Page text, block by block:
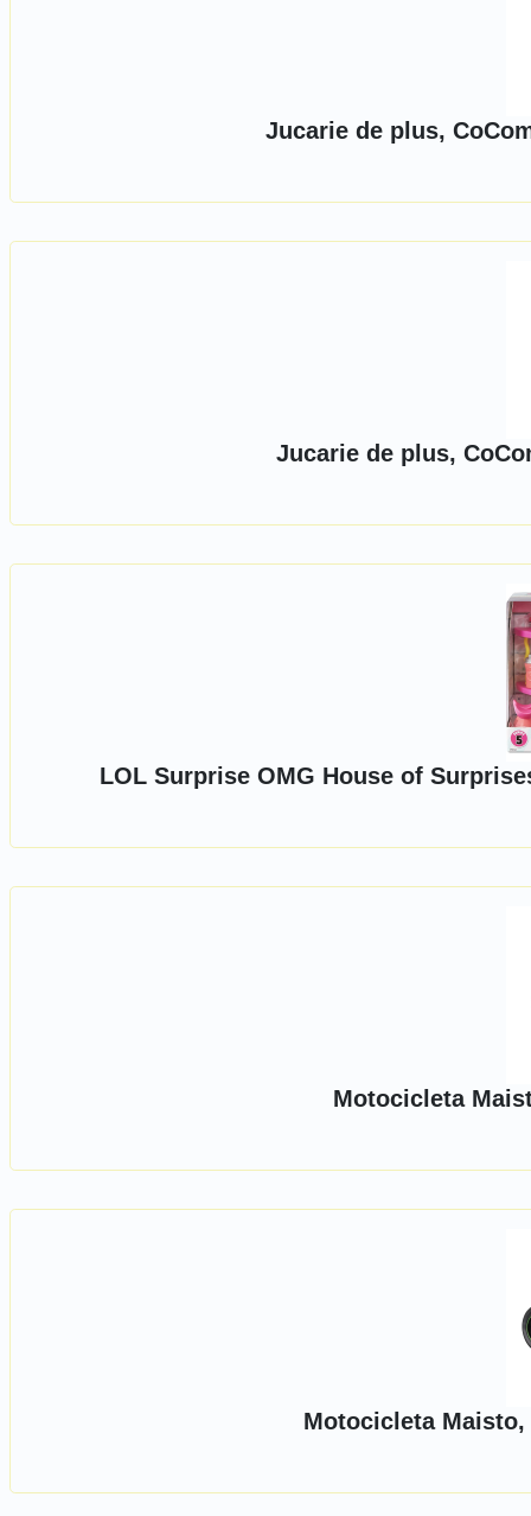
Jucarie de plus,
Jucarie de plus,
LOL Surprise OMG House of
Motocicleta
Motocicleta Maisto,